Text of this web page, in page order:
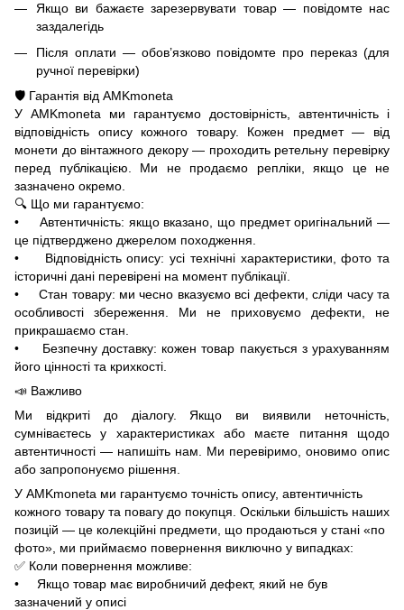
Якщо ви бажаєте зарезервувати товар — повідомте нас
заздалегідь
Після оплати — обов’язково повідомте про переказ (для
ручної перевірки)
🛡️ Гарантія від AMKmoneta
У AMKmoneta ми гарантуємо достовірність, автентичність і
відповідність опису кожного товару. Кожен предмет — від
монети до вінтажного декору — проходить ретельну перевірку
перед публікацією. Ми не продаємо репліки, якщо це не
зазначено окремо.
🔍 Що ми гарантуємо:
• Автентичність: якщо вказано, що предмет оригінальний —
це підтверджено джерелом походження.
• Відповідність опису: усі технічні характеристики, фото та
історичні дані перевірені на момент публікації.
• Стан товару: ми чесно вказуємо всі дефекти, сліди часу та
особливості збереження. Ми не приховуємо дефекти, не
прикрашаємо стан.
• Безпечну доставку: кожен товар пакується з урахуванням
його цінності та крихкості.
📣 Важливо
Ми відкриті до діалогу. Якщо ви виявили неточність,
сумніваєтесь у характеристиках або маєте питання щодо
автентичності — напишіть нам. Ми перевіримо, оновимо опис
або запропонуємо рішення.
У AMKmoneta ми гарантуємо точність опису, автентичність
кожного товару та повагу до покупця. Оскільки більшість наших
позицій — це колекційні предмети, що продаються у стані «по
фото», ми приймаємо повернення виключно у випадках:
✅ Коли повернення можливе:
• Якщо товар має виробничий дефект, який не був
зазначений у описі